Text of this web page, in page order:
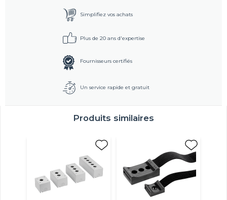
Simplifiez vos achats
Plus de 20 ans d'expertise
Fournisseurs certifiés
Un service rapide et gratuit
Produits similaires